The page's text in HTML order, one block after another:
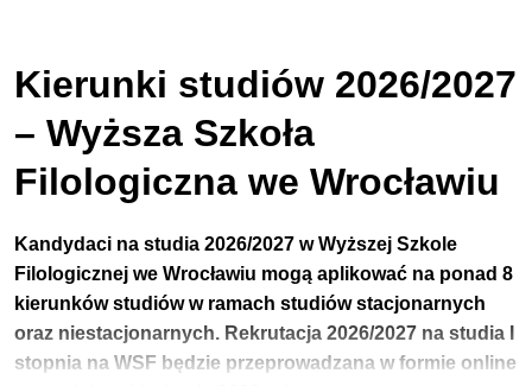
Kierunki studiów 2026/2027
– Wyższa Szkoła
Filologiczna we Wrocławiu
Kandydaci na studia 2026/2027 w Wyższej Szkole
Filologicznej we Wrocławiu mogą aplikować na ponad 8
kierunków studiów w ramach studiów stacjonarnych
oraz niestacjonarnych. Rekrutacja 2026/2027 na studia I
stopnia na WSF będzie przeprowadzana w formie online